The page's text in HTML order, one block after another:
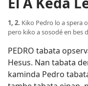
1, 2. Kiko Pedro lo a spera
pero kiko a sosodé en bes
PEDRO tabata
Hesus. Nan tabata
kaminda Pedro